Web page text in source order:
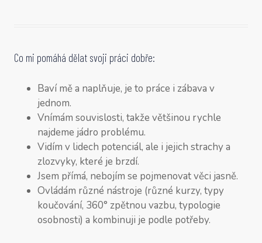
Co mi pomáhá dělat svoji práci dobře:
Baví mě a naplňuje, je to práce i zábava v
jednom.
Vnímám souvislosti, takže většinou rychle
najdeme jádro problému.
Vidím v lidech potenciál, ale i jejich strachy a
zlozvyky, které je brzdí.
Jsem přímá, nebojím se pojmenovat věci jasně.
Ovládám různé nástroje (různé kurzy, typy
koučování, 360° zpětnou vazbu, typologie
osobnosti) a kombinuji je podle potřeby.